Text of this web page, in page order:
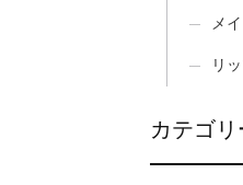
メ
リ
カテゴ